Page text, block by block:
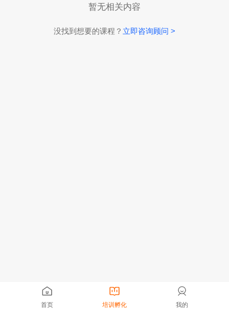
暂无相关内容
没找到想要的课程？ 立即咨询顾问 >
首页 培训孵化 我的